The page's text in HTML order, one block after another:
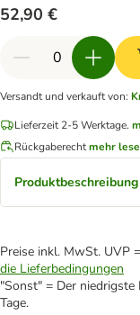
52,90 €
Versandt und verkauft von:
Lieferzeit 2-5 Werktage.
Rückgaberechtmehr
Produktbeschreibung
Preise inkl. MwSt. UVP
die Lieferbedingungen
"Sonst" = Der
Tage.